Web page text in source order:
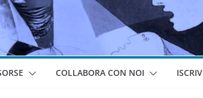
COLLABORA CON NOI